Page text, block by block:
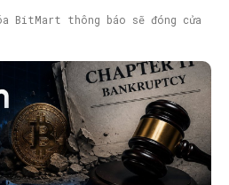
BitMart thông báo sẽ đóng cửa